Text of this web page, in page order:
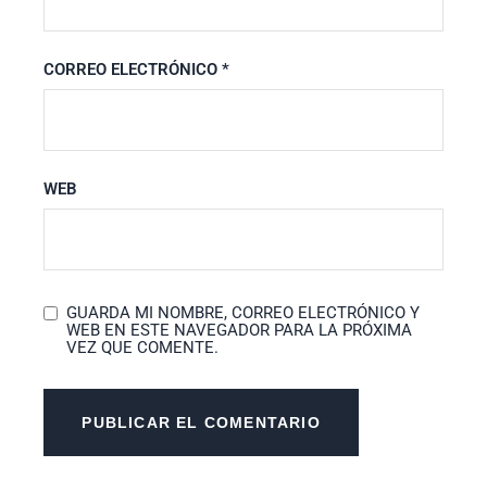
CORREO ELECTRÓNICO*
WEB
GUARDA MI NOMBRE, CORREO ELECTRÓNICO Y
WEB EN ESTE NAVEGADOR PARA LA PRÓXIMA
VEZ QUE COMENTE.
PUBLICAR EL COMENTARIO